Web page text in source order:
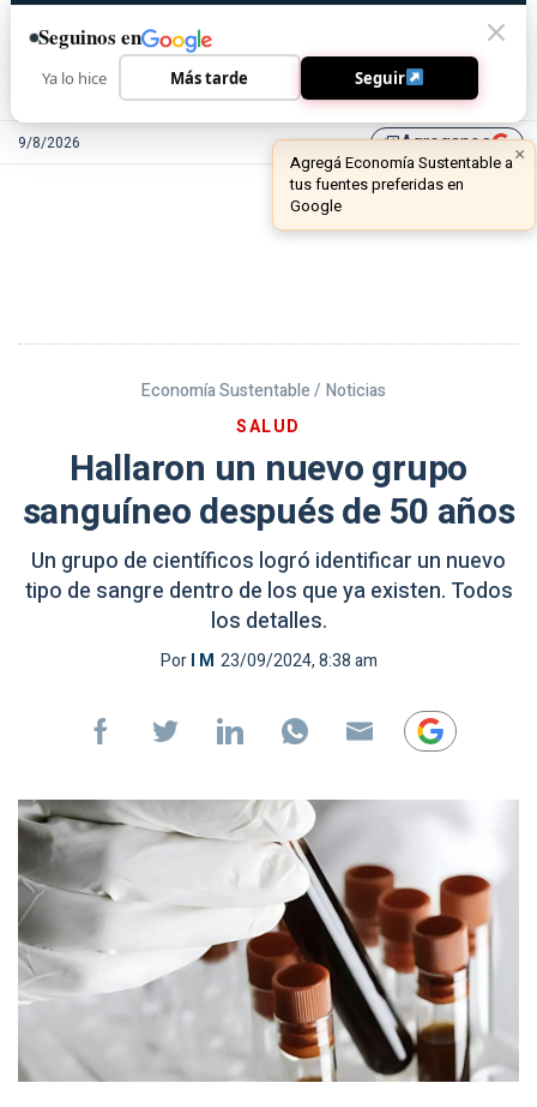
9/8/2026 library_addAgreganos
Economía Sustentable / Noticias
SALUD
Hallaron un nuevo grupo
sanguíneo después de 50 años
Un grupo de científicos logró identificar un nuevo
tipo de sangre dentro de los que ya existen. Todos
los detalles.
PorI M 23/09/2024, 8:38 am
Seguinos en
Ya lo hice Más tarde Seguir